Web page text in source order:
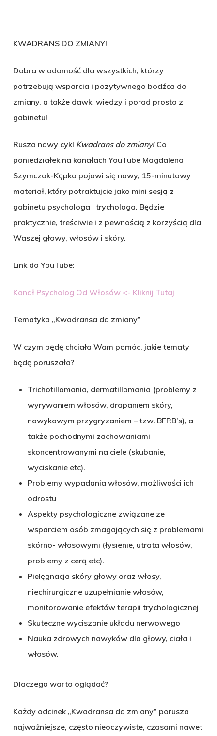
KWADRANS DO ZMIANY!
Dobra wiadomość dla wszystkich, którzy
potrzebują wsparcia i pozytywnego bodźca do
zmiany, a także dawki wiedzy i porad prosto z
gabinetu!
Rusza nowy cykl Kwadrans do zmiany!Co
poniedziałek na kanałach YouTube Magdalena
Szymczak-Kępka pojawi się nowy, 15-minutowy
materiał, który potraktujcie jako mini sesją z
gabinetu psychologa i trychologa. Będzie
praktycznie, treściwie i z pewnością z korzyścią dla
Waszej głowy, włosów i skóry.
Link do YouTube:
Kanał Psycholog Od Włosów <- Kliknij Tutaj
Tematyka „Kwadransa do zmiany”
W czym będę chciała Wam pomóc, jakie tematy
będę poruszała?
Trichotillomania, dermatillomania (problemy z
wyrywaniem włosów, drapaniem skóry,
nawykowym przygryzaniem – tzw. BFRB’s), a
także pochodnymi zachowaniami
skoncentrowanymi na ciele (skubanie,
wyciskanie etc).
Problemy wypadania włosów, możliwości ich
odrostu
Aspekty psychologiczne związane ze
wsparciem osób zmagających się z problemami
skórno- włosowymi (łysienie, utrata włosów,
problemy z cerą etc).
Pielęgnacja skóry głowy oraz włosy,
niechirurgiczne uzupełnianie włosów,
monitorowanie efektów terapii trychologicznej
Skuteczne wyciszanie układu nerwowego
Nauka zdrowych nawyków dla głowy, ciała i
włosów.
Dlaczego warto oglądać?
Każdy odcinek „Kwadransa do zmiany” porusza
najważniejsze, często nieoczywiste, czasami nawet